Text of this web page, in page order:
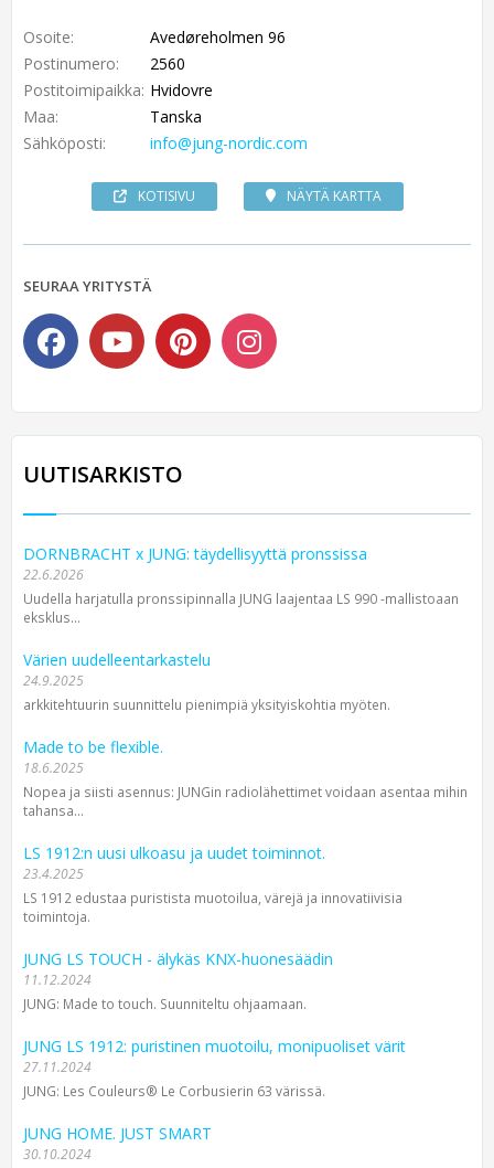
Osoite:
Avedøreholmen 96
Postinumero:
2560
Postitoimipaikka: Hvidovre
Maa:
Tanska
Sähköposti:
info@jung-nordic.com
KOTISIVU NÄYTÄ KARTTA
SEURAA YRITYSTÄ
UUTISARKISTO
DORNBRACHT x JUNG: täydellisyyttä pronssissa
22.6.2026
Uudella harjatulla pronssipinnalla JUNG laajentaa LS 990 -mallistoaan
eksklus...
Värien uudelleentarkastelu
24.9.2025
arkkitehtuurin suunnittelu pienimpiä yksityiskohtia myöten.
Made to be flexible.
18.6.2025
Nopea ja siisti asennus: JUNGin radiolähettimet voidaan asentaa mihin
tahansa...
LS 1912:n uusi ulkoasu ja uudet toiminnot.
23.4.2025
LS 1912 edustaa puristista muotoilua, värejä ja innovatiivisia
toimintoja.
JUNG LS TOUCH - älykäs KNX-huonesäädin
11.12.2024
JUNG: Made to touch. Suunniteltu ohjaamaan.
JUNG LS 1912: puristinen muotoilu, monipuoliset värit
27.11.2024
JUNG: Les Couleurs® Le Corbusierin 63 värissä.
JUNG HOME. JUST SMART
30.10.2024